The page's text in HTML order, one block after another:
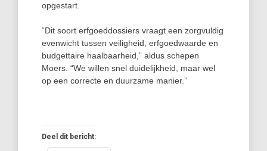
opgestart.
“Dit soort erfgoeddossiers vraagt een zorgvuldig
evenwicht tussen veiligheid, erfgoedwaarde en
budgettaire haalbaarheid,” aldus schepen
Moers. “We willen snel duidelijkheid, maar wel
op een correcte en duurzame manier.”
Deel dit bericht: